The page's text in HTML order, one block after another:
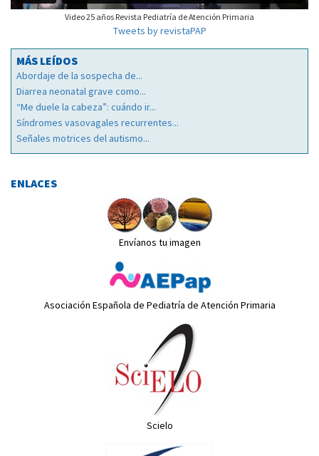
Video 25 años Revista Pediatría de Atención Primaria
Tweets by revistaPAP
MÁS LEÍDOS
Abordaje de la sospecha de...
Diarrea neonatal grave como...
“Me duele la cabeza”: cuándo ir...
Síndromes vasovagales recurrentes...
Señales motrices del autismo...
ENLACES
Envíanos tu imagen
Asociación Española de Pediatría de Atención Primaria
Scielo